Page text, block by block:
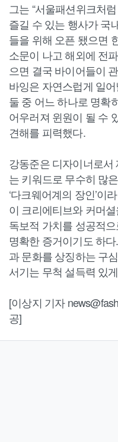
그는 “서울패션위크처
즐길 수 있는 행사가 국
들을 위해 오픈 됐으면
소문이 나고 해외에 전
으면 결국 바이어들이
바잉은 자연스럽게 일
둘 중 어느 하나로 명확
어우러져 윈원이 될 수
견해를 피력했다.
강동준은 디자이너로서
는 키워드로 무수히 많
‘다크웨어계의 장인’이
이 크리에티브와 커머셜
독보적 가치를 성공적
명확한 증거이기도 하
과 문화를 상징하는 구
서기는 무척 설득력 있
[이상지 기자
공]